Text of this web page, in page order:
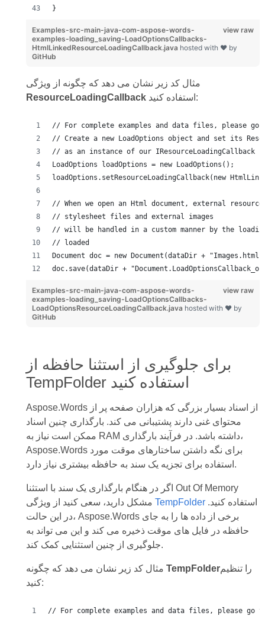
}
view raw
Examples-src-main-java-com-aspose-words-
examples-loading_saving-LoadOptionsCallbacks-
HtmlLinkedResourceLoadingCallback.java hosted with ❤ by
GitHub
مثال کد زیر نشان می دهد که چگونه از ویژگی
ResourceLoadingCallback
استفاده کنید:
// For complete examples and data files, please go
// Create a new LoadOptions object and set its
// as an instance of our IResourceLoadingCallback
LoadOptions loadOptions = new LoadOptions();
loadOptions.setResourceLoadingCallback(new
// When we open an Html document, external
// stylesheet files and external images
// will be handled in a custom manner by the
// loaded
Document doc = new Document(dataDir +
doc.save(dataDir +
view raw
Examples-src-main-java-com-aspose-words-
examples-loading_saving-LoadOptionsCallbacks-
LoadOptionsResourceLoadingCallback.java hosted with ❤ by
GitHub
برای جلوگیری از استثنا حافظه از
Aspose.Words از اسناد بسیار بزرگی که هزاران صفحه پر از
محتوای غنی دارند پشتیبانی می کند. بارگذاری چنین اسناد
ممکن است نیاز به RAM داشته باشد. در فرآیند بارگذاری،
Aspose.Words برای نگه داشتن ساختارهای موقت مورد
استفاده برای تجزیه یک سند به حافظه بیشتری نیاز دارد.
اگر در هنگام بارگذاری یک سند با استثنا Out Of Memory
TempFolderاستفاده کنید.
در این حالت، Aspose.Words برخی از داده ها را به جای
حافظه در فایل های موقت ذخیره می کند و این می تواند به
جلوگیری از چنین استثنایی کمک کند.
TempFolderرا تنظیم
کنید:
// For complete examples and data files, please go